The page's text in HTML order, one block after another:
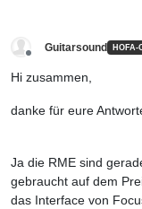
Guitarsound HOFA-
Hi zusammen,
danke für eure
Ja die RME sind
gebraucht auf dem
das Interface von